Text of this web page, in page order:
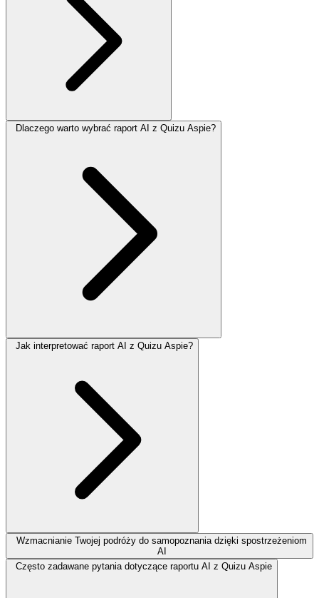
Dlaczego warto wybrać raport AI z Quizu Aspie?
Jak interpretować raport AI z Quizu Aspie?
Wzmacnianie Twojej podróży do samopoznania dzięki spostrzeżeniom
AI
Często zadawane pytania dotyczące raportu AI z Quizu Aspie